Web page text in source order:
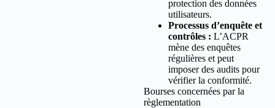
protection des données
utilisateurs.
Processus d’enquête et
contrôles : L’ACPR
mène des enquêtes
régulières et peut
imposer des audits pour
vérifier la conformité.
Bourses concernées par la
règlementation